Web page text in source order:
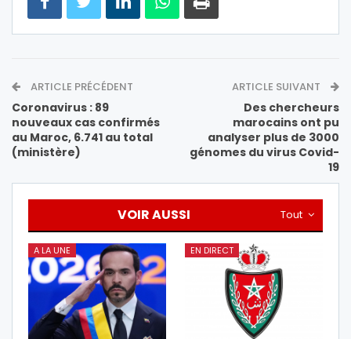
ARTICLE PRÉCÉDENT
Coronavirus : 89
nouveaux cas confirmés
au Maroc, 6.741 au total
(ministère)
ARTICLE SUIVANT
Des chercheurs
marocains ont pu
analyser plus de 3000
génomes du virus Covid-
19
Tout
VOIR AUSSI
A LA UNE EN DIRECT